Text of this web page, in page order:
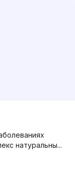
натуральны...